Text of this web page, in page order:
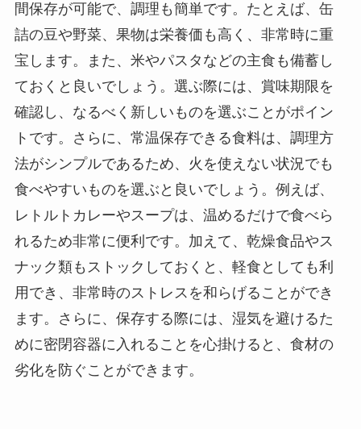
間保存が可能で、調理も簡単です。たとえば、缶
詰の豆や野菜、果物は栄養価も高く、非常時に重
宝します。また、米やパスタなどの主食も備蓄し
ておくと良いでしょう。選ぶ際には、賞味期限を
確認し、なるべく新しいものを選ぶことがポイン
トです。さらに、常温保存できる食料は、調理方
法がシンプルであるため、火を使えない状況でも
食べやすいものを選ぶと良いでしょう。例えば、
レトルトカレーやスープは、温めるだけで食べら
れるため非常に便利です。加えて、乾燥食品やス
ナック類もストックしておくと、軽食としても利
用でき、非常時のストレスを和らげることができ
ます。さらに、保存する際には、湿気を避けるた
めに密閉容器に入れることを心掛けると、食材の
劣化を防ぐことができます。